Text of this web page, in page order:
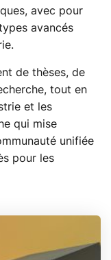
avec pour
avancés
de thèses, de
tout en
et les
qui mise
unifiée
pour les